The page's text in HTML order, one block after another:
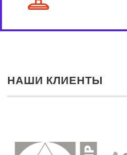
НАШИ КЛИЕНТЫ